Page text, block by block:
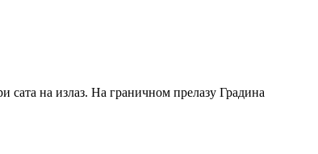
сата на излаз. На граничном прелазу Градина